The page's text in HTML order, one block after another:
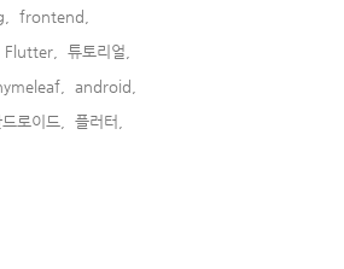
frontend,
Flutter,
튜토리얼,
android,
로이드,
플러터,